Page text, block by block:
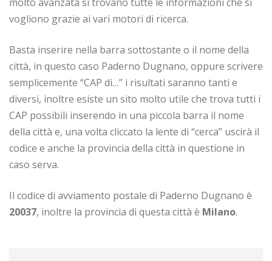
vogliono grazie ai vari motori di ricerca.
Basta inserire nella barra sottostante o il nome della
città, in questo caso Paderno Dugnano, oppure scrivere
semplicemente “CAP di…” i risultati saranno tanti e
diversi, inoltre esiste un sito molto utile che trova tutti i
CAP possibili inserendo in una piccola barra il nome
della città e, una volta cliccato la lente di “cerca” uscirà il
codice e anche la provincia della città in questione in
caso serva.
Il codice di avviamento postale di Paderno Dugnano è
20037, inoltre la provincia di questa città è Milano.